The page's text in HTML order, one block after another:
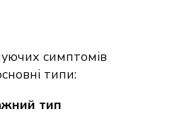
симптомів
типи:
тип